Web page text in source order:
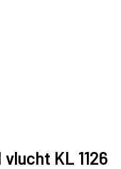
KL 1126